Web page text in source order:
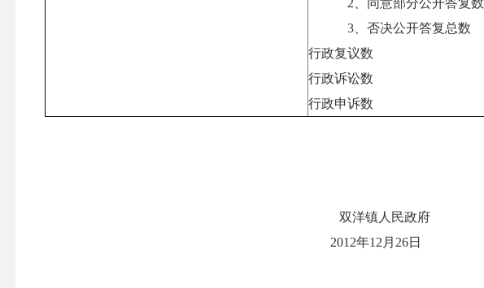
3、否决公开答复总数
行政复议数
行政诉讼数
行政申诉数
双洋镇人民政府
2012年12月26日